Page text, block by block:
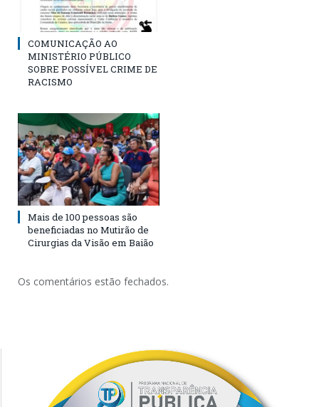
COMUNICAÇÃO AO
MINISTÉRIO PÚBLICO
SOBRE POSSÍVEL CRIME DE
RACISMO
Mais de 100 pessoas são
beneficiadas no Mutirão de
Cirurgias da Visão em Baião
Os comentários estão fechados.